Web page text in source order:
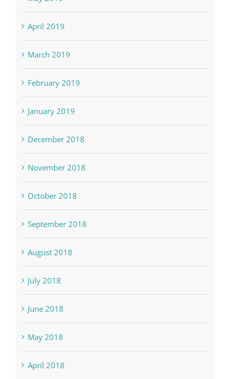
April 2019
March 2019
February 2019
January 2019
December 2018
November 2018
October 2018
September 2018
August 2018
July 2018
June 2018
May 2018
April 2018